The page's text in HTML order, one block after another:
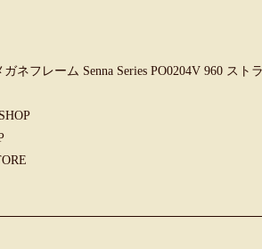
ネフレーム Senna Series PO0204V 960 スト
ュー】フィッシ